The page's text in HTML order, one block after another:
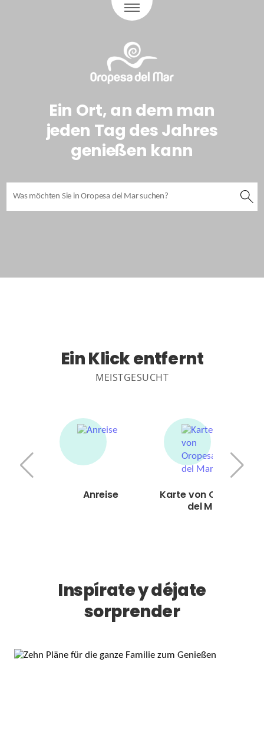
Ein Ort, an dem man
jeden Tag des Jahres
genießen kann
Ein Klick entfernt
MEISTGESUCHT
Anreise
Karte von Oropesa
del Mar
Inspírate y déjate
sorprender